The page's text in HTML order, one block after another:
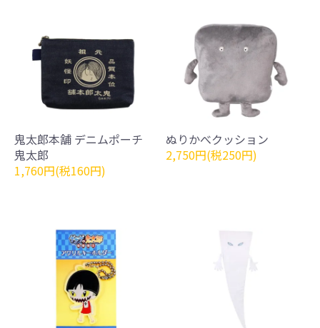
鬼太郎本舗 デニムポーチ
鬼太郎
1,760円(税160円)
ぬりかべクッション
2,750円(税250円)